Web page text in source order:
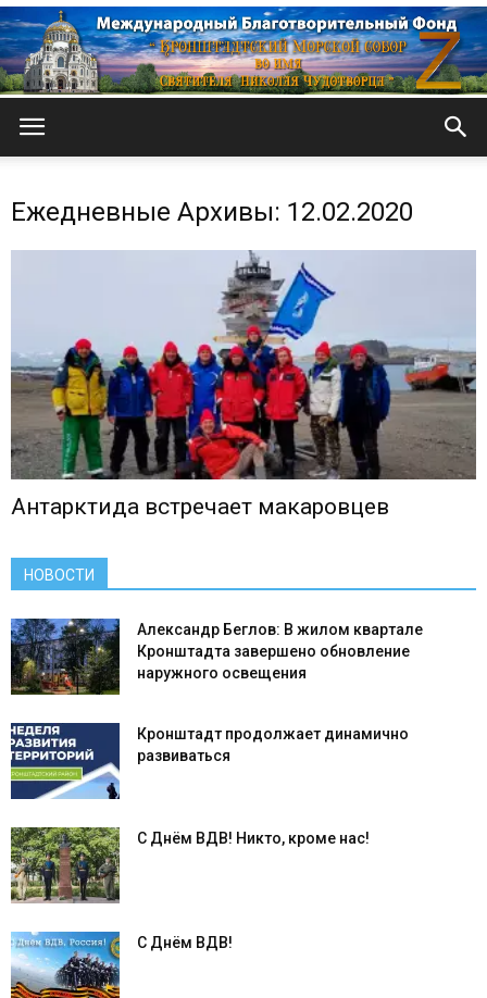
собор
Ежедневные Архивы: 12.02.2020
Антарктида встречает макаровцев
НОВОСТИ
Александр Беглов: В жилом квартале
Кронштадта завершено обновление
наружного освещения
Кронштадт продолжает динамично
развиваться
С Днём ВДВ! Никто, кроме нас!
С Днём ВДВ!